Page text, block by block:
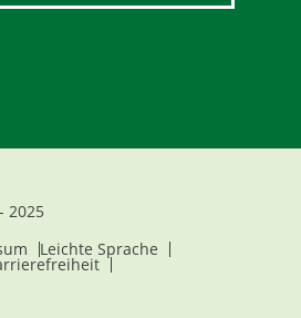
2025
Leichte Sprache